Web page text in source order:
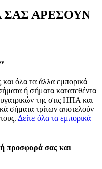
ΣΑΣ ΑΡΕΣΟΥΝ
όλα τα άλλα εμπορικά
ή σήματα κατατεθέντα
της στις ΗΠΑ και
σήματα τρίτων αποτελούν
Δείτε όλα τα εμπορικά
προσφορά σας και